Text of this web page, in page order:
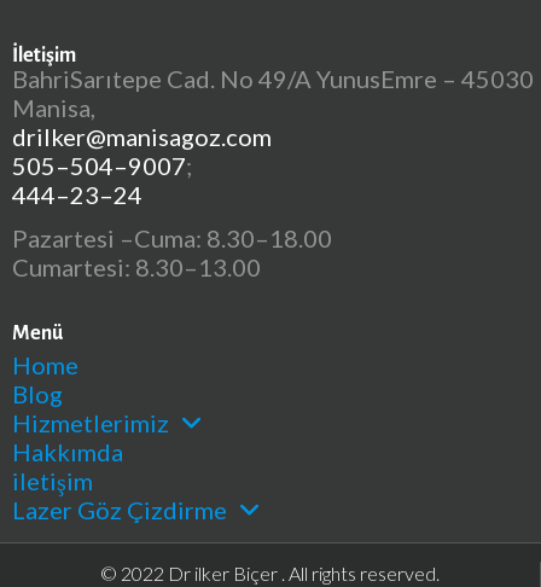
İletişim
BahriSarıtepe Cad. No 49/A YunusEmre – 45030
Manisa,
drilker@manisagoz.com
505–504–9007;
444–23–24
Pazartesi –Cuma: 8.30–18.00
Cumartesi: 8.30–13.00
Menü
Home
Blog
Hizmetlerimiz
Hakkımda
iletişim
Lazer Göz Çizdirme
© 2022 Dr ilker Biçer . All rights reserved.